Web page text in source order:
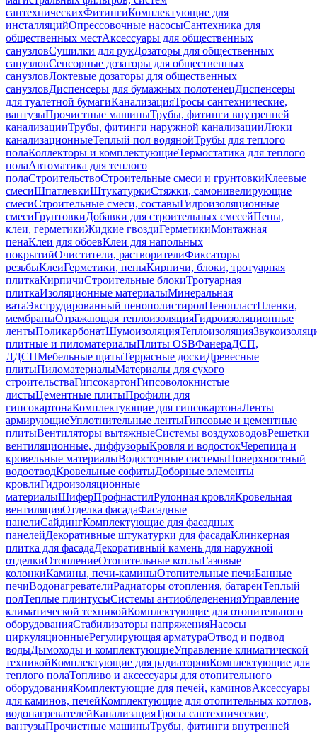
сантехническихФитингиКомплектующие для
инсталляцийОпрессовочные насосыСантехника для
общественных местАксессуары для общественных
санузловСушилки для рукДозаторы для общественных
санузловСенсорные дозаторы для общественных
санузловЛоктевые дозаторы для общественных
санузловДиспенсеры для бумажных полотенецДиспенсеры
для туалетной бумагиКанализацияТросы сантехнические,
вантузыПрочистные машиныТрубы, фитинги внутренней
канализацииТрубы, фитинги наружной канализацииЛюки
канализационныеТеплый пол водянойТрубы для теплого
полаКоллекторы и комплектующиеТермостатика для теплого
полаАвтоматика для теплого
полаСтроительствоСтроительные смеси и грунтовкиКлеевые
смесиШпатлевкиШтукатуркиСтяжки, самонивелирующие
смесиСтроительные смеси, составыГидроизоляционные
смесиГрунтовкиДобавки для строительных смесейПены,
клеи, герметикиЖидкие гвоздиГерметикиМонтажная
пенаКлеи для обоевКлеи для напольных
покрытийОчистители, растворителиФиксаторы
резьбыКлеиГерметики, пеныКирпичи, блоки, тротуарная
плиткаКирпичиСтроительные блокиТротуарная
плиткаИзоляционные материалыМинеральная
ватаЭкструдированный пенополистиролПенопластПленки,
мембраныОтражающая теплоизоляцияГидроизоляционные
лентыПоликарбонатШумоизоляцияТеплоизоляция
плитные и пиломатериалыПлиты OSBФанераДСП,
ЛДСПМебельные щитыТеррасные доскиДревесные
плитыПиломатериалыМатериалы для сухого
строительстваГипсокартонГипсоволокнистые
листыЦементные плитыПрофили для
гипсокартонаКомплектующие для гипсокартонаЛенты
армирующиеУплотнительные лентыГипсовые и цементные
плитыВентиляторы вытяжныеСистемы воздуховодовРешетки
вентиляционные, диффузорыКровля и водостокЧерепица и
кровельные материалыВодосточные системыПоверхностный
водоотводКровельные софитыДоборные элементы
кровлиГидроизоляционные
материалыШиферПрофнастилРулонная кровляКровельная
вентиляцияОтделка фасадаФасадные
панелиСайдингКомплектующие для фасадных
панелейДекоративные штукатурки для фасадаКлинкерная
плитка для фасадаДекоративный камень для наружной
отделкиОтоплениеОтопительные котлыГазовые
колонкиКамины, печи-каминыОтопительные печиБанные
печиВодонагревателиРадиаторы отопления, батареиТеплый
полТеплые плинтусыСистемы антиобледененияУправление
климатической техникойКомплектующие для отопительного
оборудованияСтабилизаторы напряженияНасосы
циркуляционныеРегулирующая арматураОтвод и подвод
водыДымоходы и комплектующиеУправление климатической
техникойКомплектующие для радиаторовКомплектующие для
теплого полаТопливо и аксессуары для отопительного
оборудованияКомплектующие для печей, каминовАксессуары
для каминов, печейКомплектующие для отопительных котлов,
водонагревателейКанализацияТросы сантехнические,
вантузыПрочистные машиныТрубы, фитинги внутренней